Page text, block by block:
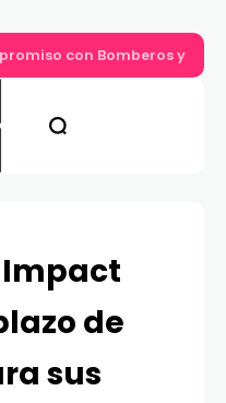
con Bomberos y
Impact
de
sus